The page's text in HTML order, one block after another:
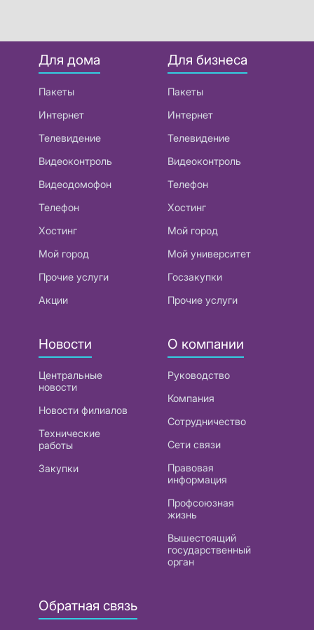
Для дома
Пакеты
Интернет
Телевидение
Видеоконтроль
Видеодомофон
Телефон
Хостинг
Мой город
Прочие услуги
Акции
Для бизнеса
Пакеты
Интернет
Телевидение
Видеоконтроль
Телефон
Хостинг
Мой город
Мой университет
Госзакупки
Прочие услуги
Новости
Центральные
новости
Новости филиалов
Технические
работы
Закупки
О компании
Руководство
Компания
Сотрудничество
Сети связи
Правовая
информация
Профсоюзная
жизнь
Вышестоящий
государственный
орган
Обратная связь